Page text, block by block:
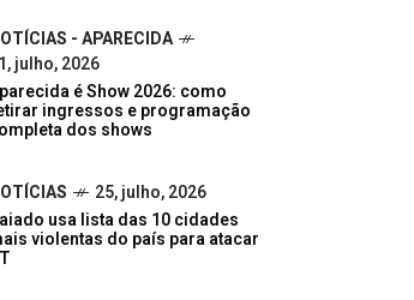
- APARECIDA
julho, 2026
é Show 2026: como
ingressos e programação
dos shows
25, julho, 2026
usa lista das 10 cidades
violentas do país para atacar